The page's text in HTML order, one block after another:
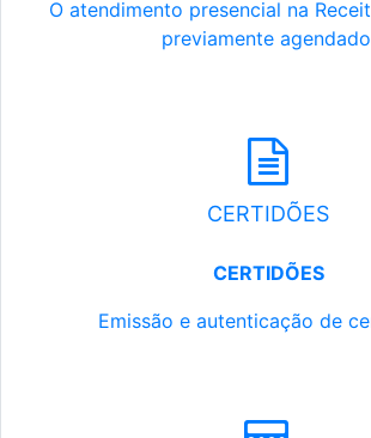
O atendimento presencial na
previamente
CERTIDÕES
CERTIDÕES
Emissão e autenticação de